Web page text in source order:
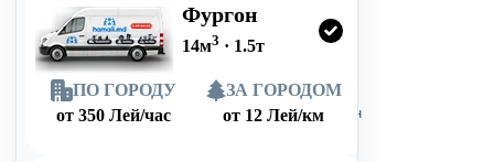
Фургон
14м3 · 1.5т
ПО ГОРОДУ
от 350 Лей/час
ЗА ГОРОДОМ
от 12 Лей/км